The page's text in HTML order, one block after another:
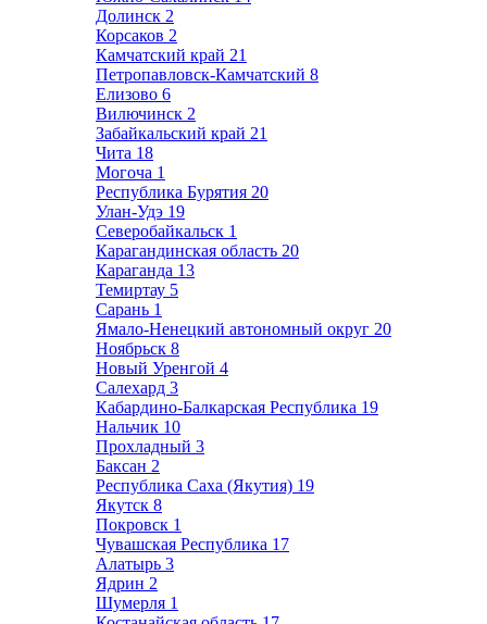
Долинск 2
Корсаков 2
Камчатский край 21
Петропавловск-Камчатский 8
Елизово 6
Вилючинск 2
Забайкальский край 21
Чита 18
Могоча 1
Республика Бурятия 20
Улан-Удэ 19
Северобайкальск 1
Карагандинская область 20
Караганда 13
Темиртау 5
Сарань 1
Ямало-Ненецкий автономный округ 20
Ноябрьск 8
Новый Уренгой 4
Салехард 3
Кабардино-Балкарская Республика 19
Нальчик 10
Прохладный 3
Баксан 2
Республика Саха (Якутия) 19
Якутск 8
Покровск 1
Чувашская Республика 17
Алатырь 3
Ядрин 2
Шумерля 1